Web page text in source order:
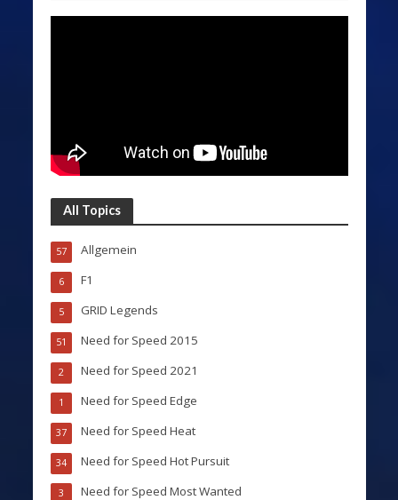
All Topics
Allgemein
57
F1
6
GRID Legends
5
Need for Speed 2015
51
Need for Speed 2021
2
Need for Speed Edge
1
Need for Speed Heat
37
Need for Speed Hot Pursuit
34
Need for Speed Most Wanted
3